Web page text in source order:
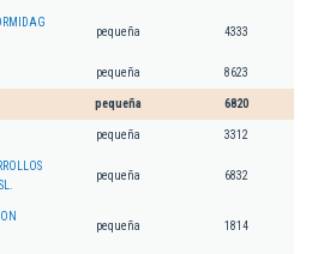
pequeña 4333
pequeña 8623
pequeña 6820
pequeña 3312
pequeña 6832
pequeña 1814